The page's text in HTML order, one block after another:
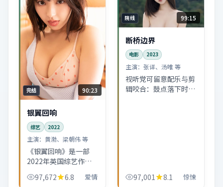
完结 90:23
银翼回响
综艺 2022
主演： 黄渤、梁朝伟 等
《银翼回响》是一部
2022年英国综艺作
品，主打爱情看点。黄
渤、梁朝伟与郭帆的组
97,672 6.8 爱情
院线 99:15
断桥边界
电影 2023
主演： 张译、汤唯 等
视听党可留意配乐与剪
辑咬合：鼓点落下时，
97,001 8.1 惊悚